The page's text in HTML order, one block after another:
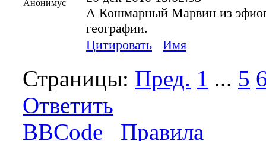
Анонимус
А Кошмарный Марвин из
географии.
Цитировать
Имя
Страницы: Пред. 1 ... 5
Ответить
BBCode
Правила